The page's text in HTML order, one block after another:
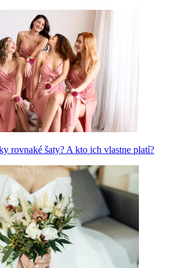
rovnaké šaty? A kto ich vlastne platí?